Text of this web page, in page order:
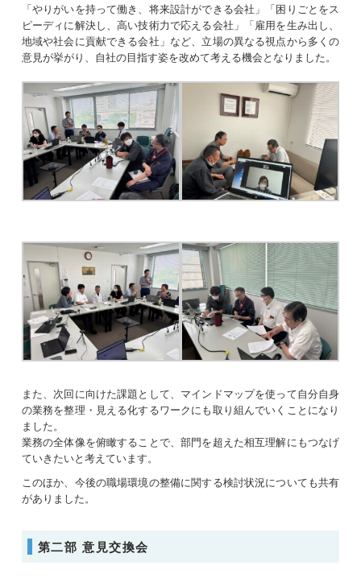
「やりがいを持って働き、将来設計ができる会社」「困りごとをス
ピーディに解決し、高い技術力で応える会社」「雇用を生み出し、
地域や社会に貢献できる会社」など、立場の異なる視点から多くの
意見が挙がり、自社の目指す姿を改めて考える機会となりました。
また、次回に向けた課題として、マインドマップを使って自分自身
の業務を整理・見える化するワークにも取り組んでいくことになり
ました。
業務の全体像を俯瞰することで、部門を超えた相互理解にもつなげ
ていきたいと考えています。
このほか、今後の職場環境の整備に関する検討状況についても共有
がありました。
第二部 意見交換会